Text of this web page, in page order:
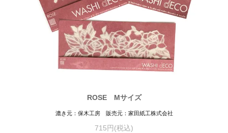
ROSE Mサイズ
漉き元：保木工房 販売元：家田紙工株式会社
715円(税込)